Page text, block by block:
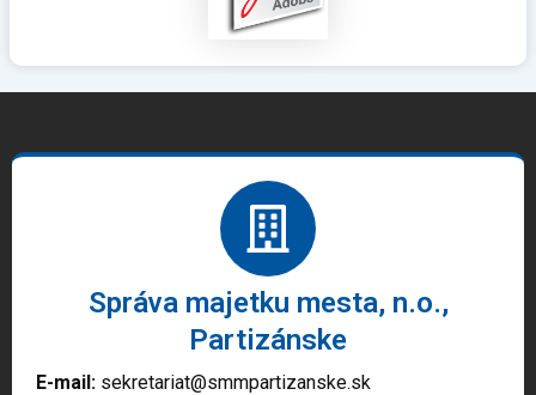
Správa majetku mesta, n.o.,
Partizánske
E-mail: sekretariat@smmpartizanske.sk